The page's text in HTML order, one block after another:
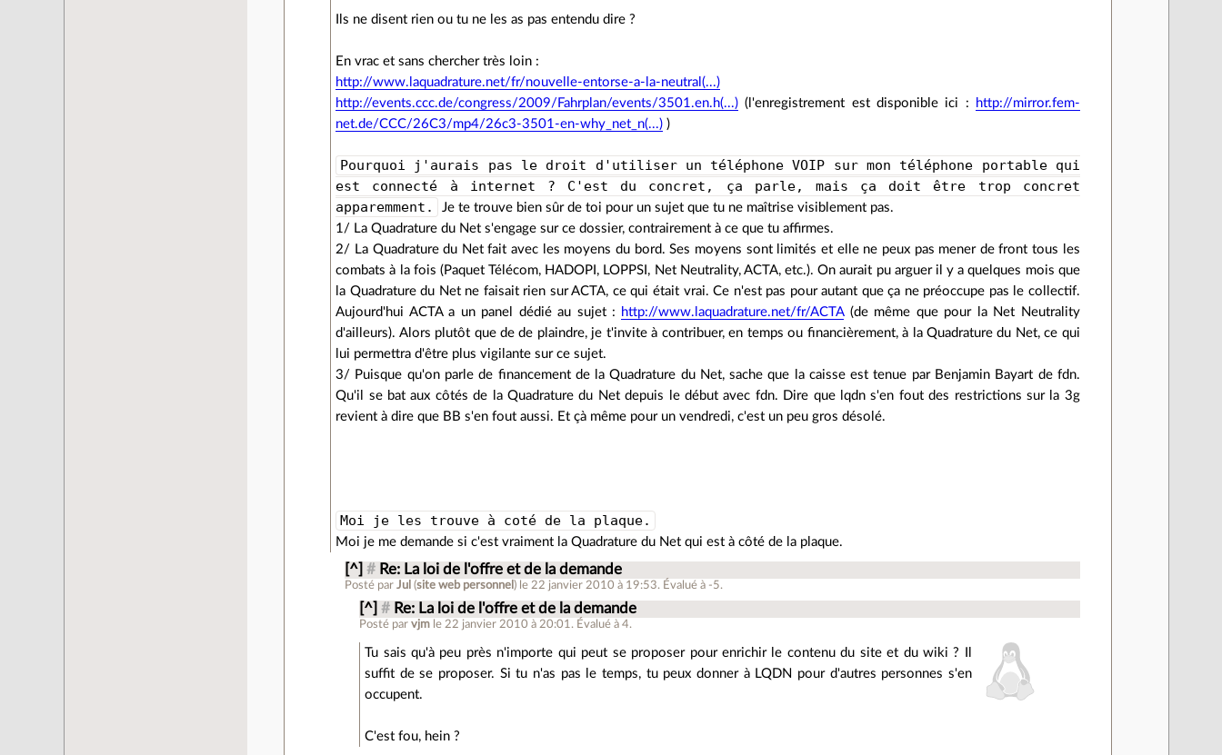
Ils ne disent rien ou tu ne les as pas entendu dire ?
En vrac et sans chercher très loin :
http://www.laquadrature.net/fr/nouvelle-entorse-a-la-neutral(...)
http://events.ccc.de/congress/2009/Fahrplan/events/3501.en.h(...) (l'enregistrement est disponible ici :
http://mirror.fem-
net.de/CCC/26C3/mp4/26c3-3501-en-why_net_n(...) )
Pourquoi j'aurais pas le droit d'utiliser un téléphone VOIP sur mon téléphone portable qui
est connecté à internet ? C'est du concret, ça parle, mais ça doit être trop concret
apparemment.
Je te trouve bien sûr de toi pour un sujet que tu ne maîtrise visiblement pas.
1/ La Quadrature du Net s'engage sur ce dossier, contrairement à ce que tu affirmes.
2/ La Quadrature du Net fait avec les moyens du bord. Ses moyens sont limités et elle ne peux pas mener de front tous les
combats à la fois (Paquet Télécom, HADOPI, LOPPSI, Net Neutrality, ACTA, etc.). On aurait pu arguer il y a quelques mois que
la Quadrature du Net ne faisait rien sur ACTA, ce qui était vrai. Ce n'est pas pour autant que ça ne préoccupe pas le collectif.
Aujourd'hui ACTA a un panel dédié au sujet : http://www.laquadrature.net/fr/ACTA(de même que pour la Net Neutrality
d'ailleurs). Alors plutôt que de de plaindre, je t'invite à contribuer, en temps ou financièrement, à la Quadrature du Net, ce qui
lui permettra d'être plus vigilante sur ce sujet.
3/ Puisque qu'on parle de financement de la Quadrature du Net, sache que la caisse est tenue par Benjamin Bayart de fdn.
Qu'il se bat aux côtés de la Quadrature du Net depuis le début avec fdn. Dire que lqdn s'en fout des restrictions sur la 3g
revient à dire que BB s'en fout aussi. Et çà même pour un vendredi, c'est un peu gros désolé.
Moi je les trouve à coté de la plaque.
Moi je me demande si c'est vraiment la Quadrature du Net qui est à côté de la plaque.
[^] # Re: La loi de l'offre et de la demande
Posté parJul (site web personnel ) le 22 janvier 2010 à 19:53. Évalué à -5.
[^] # Re: La loi de l'offre et de la demande
Posté parvjm le 22 janvier 2010 à 20:01 . Évalué à4.
Tu sais qu'à peu près n'importe qui peut se proposer pour enrichir le contenu du site et du wiki ? Il
suffit de se proposer. Si tu n'as pas le temps, tu peux donner à LQDN pour d'autres personnes s'en
occupent.
C'est fou, hein ?